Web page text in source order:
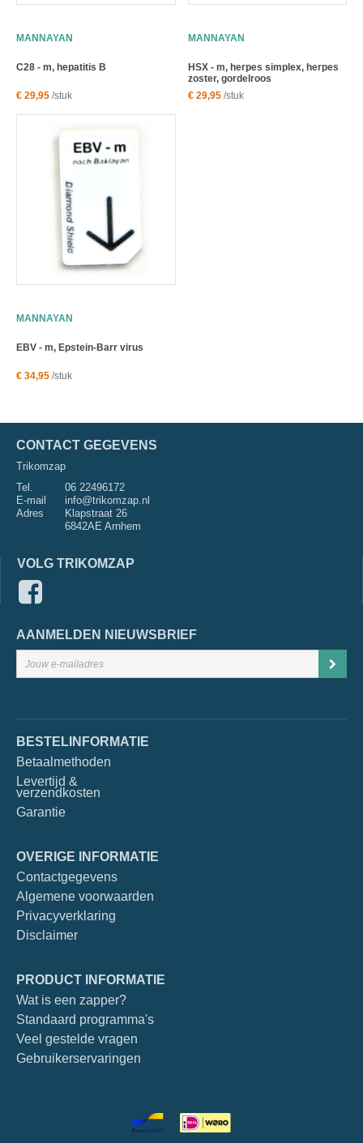
MANNAYAN
C28 - m, hepatitis B
€ 29,95 /stuk
MANNAYAN
HSX - m, herpes simplex, herpes
zoster, gordelroos
€ 29,95/stuk
MANNAYAN
EBV - m, Epstein-Barr virus
€ 34,95 /stuk
CONTACT GEGEVENS
Trikomzap
Tel.
06 22496172
E-mail
info@trikomzap.nl
Adres
Klapstraat 26
6842AE Arnhem
VOLG TRIKOMZAP
AANMELDEN NIEUWSBRIEF
BESTELINFORMATIE
Betaalmethoden
Levertijd &
verzendkosten
Garantie
OVERIGE INFORMATIE
Contactgegevens
Algemene voorwaarden
Privacyverklaring
Disclaimer
PRODUCT INFORMATIE
Wat is een zapper?
Standaard programma's
Veel gestelde vragen
Gebruikerservaringen